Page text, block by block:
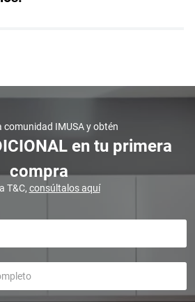
comunidad IMUSA y obtén
en tu primera
compra
T&C, consúltalos aquí